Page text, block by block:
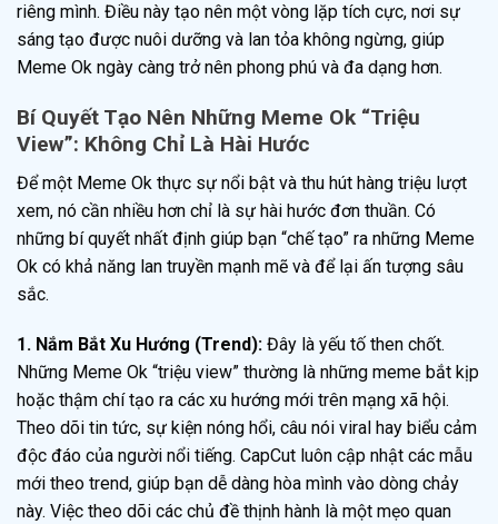
riêng mình. Điều này tạo nên một vòng lặp tích cực, nơi sự
sáng tạo được nuôi dưỡng và lan tỏa không ngừng, giúp
Meme Ok ngày càng trở nên phong phú và đa dạng hơn.
Bí Quyết Tạo Nên Những Meme Ok “Triệu
View”: Không Chỉ Là Hài Hước
Để một Meme Ok thực sự nổi bật và thu hút hàng triệu lượt
xem, nó cần nhiều hơn chỉ là sự hài hước đơn thuần. Có
những bí quyết nhất định giúp bạn “chế tạo” ra những Meme
Ok có khả năng lan truyền mạnh mẽ và để lại ấn tượng sâu
sắc.
1. Nắm Bắt Xu Hướng (Trend): Đây là yếu tố then chốt.
Những Meme Ok “triệu view” thường là những meme bắt kịp
hoặc thậm chí tạo ra các xu hướng mới trên mạng xã hội.
Theo dõi tin tức, sự kiện nóng hổi, câu nói viral hay biểu cảm
độc đáo của người nổi tiếng. CapCut luôn cập nhật các mẫu
mới theo trend, giúp bạn dễ dàng hòa mình vào dòng chảy
này. Việc theo dõi các chủ đề thịnh hành là một mẹo quan